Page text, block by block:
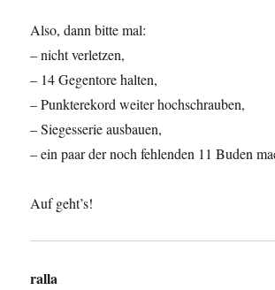
Also, dann bitte mal:
– nicht verletzen,
– 14 Gegentore halten,
– Punkterekord weiter hochschrauben,
– Siegesserie ausbauen,
– ein paar der noch fehlenden 11 Buden
Auf geht’s!
ralla